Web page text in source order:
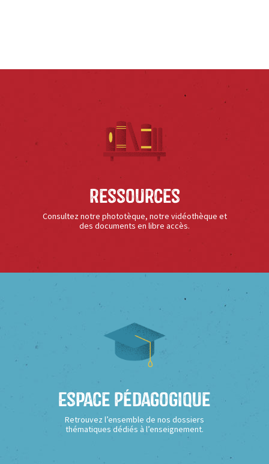
Ressources
Consultez notre phototèque, notre vidéothèque et
des documents en libre accès.
Espace Pédagogique
Retrouvez l’ensemble de nos dossiers
thématiques dédiés à l’enseignement.